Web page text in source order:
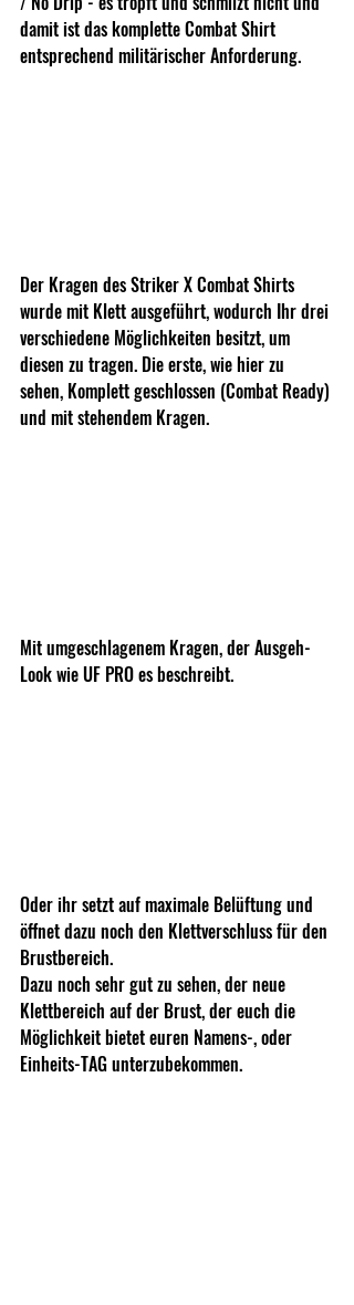
damit ist das komplette Combat Shirt
entsprechend militärischer Anforderung.
Der Kragen des Striker X Combat Shirts
wurde mit Klett ausgeführt, wodurch Ihr drei
verschiedene Möglichkeiten besitzt, um
diesen zu tragen. Die erste, wie hier zu
sehen, Komplett geschlossen (Combat Ready)
und mit stehendem Kragen.
Mit umgeschlagenem Kragen, der Ausgeh-
Look wie UF PRO es beschreibt.
Oder ihr setzt auf maximale Belüftung und
öffnet dazu noch den Klettverschluss für den
Brustbereich.
Dazu noch sehr gut zu sehen, der neue
Klettbereich auf der Brust, der euch die
Möglichkeit bietet euren Namens-, oder
Einheits-TAG unterzubekommen.